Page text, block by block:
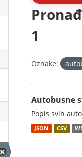
1
Oznake:
Autobusne
Popis svih
JSON CSV